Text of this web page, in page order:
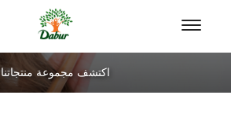
اكتشف مجموعة منتجاتنا